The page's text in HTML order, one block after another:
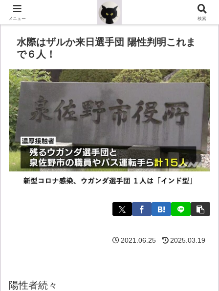
水際はザルか来日選手団 陽性判明これま
で６人！
2021.06.25 2025.03.19
陽性者続々
メニュー 検索